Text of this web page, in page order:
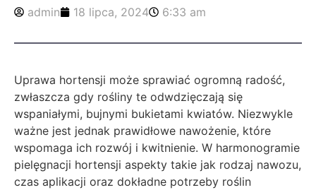
admin 18 lipca, 2024 6:33 am
Uprawa hortensji może sprawiać ogromną radość,
zwłaszcza gdy rośliny te odwdzięczają się
wspaniałymi, bujnymi bukietami kwiatów. Niezwykle
ważne jest jednak prawidłowe nawożenie, które
wspomaga ich rozwój i kwitnienie. W harmonogramie
pielęgnacji hortensji aspekty takie jak rodzaj nawozu,
czas aplikacji oraz dokładne potrzeby roślin